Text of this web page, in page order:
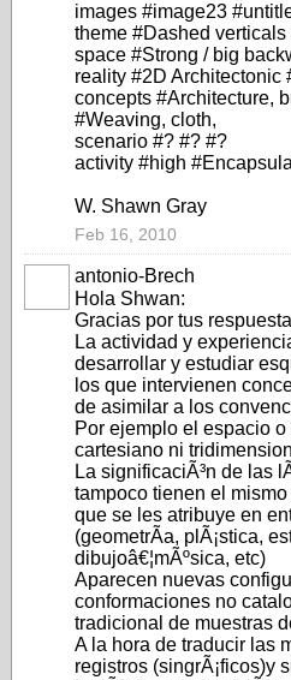
images #image23
theme #Dashed
space #Strong / big
reality #2D Architectonic
concepts #Architecture,
#Weaving, cloth,
scenario #? #? #?
activity #high
W. Shawn Gray
Feb 16, 2010
antonio-Brech
Hola Shwan:
Gracias por tus
La actividad y
desarrollar y estudiar
los que intervienen
de asimilar a los
Por ejemplo el espacio
cartesiano ni
La significaciÃ³n de las
tampoco tienen el
que se les atribuye en
(geometrÃ­a, plÃ¡stica,
dibujoâ€¦mÃºsica, etc)
Aparecen nuevas
conformaciones no
tradicional de muestras
A la hora de traducir las
registros (singrÃ¡ficos)y